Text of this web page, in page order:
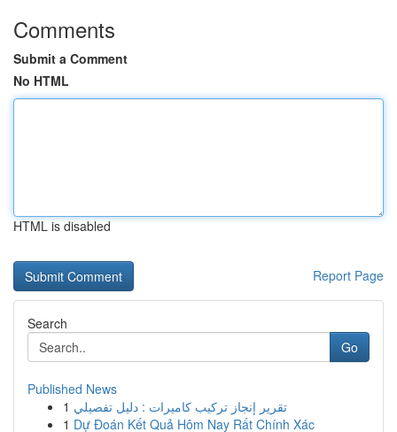
Comments
Submit a Comment
No HTML
HTML is disabled
Report Page
Search
Go
Published News
1 تقرير إنجاز تركيب كاميرات : دليل تفصيلي
1 Dự Đoán Kết Quả Hôm Nay Rất Chính Xác